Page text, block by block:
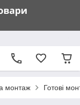
монтаж Готові